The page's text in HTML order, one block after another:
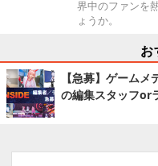
界中のファンを
ょうか。
お
【急募】ゲーム
の編集スタッフor